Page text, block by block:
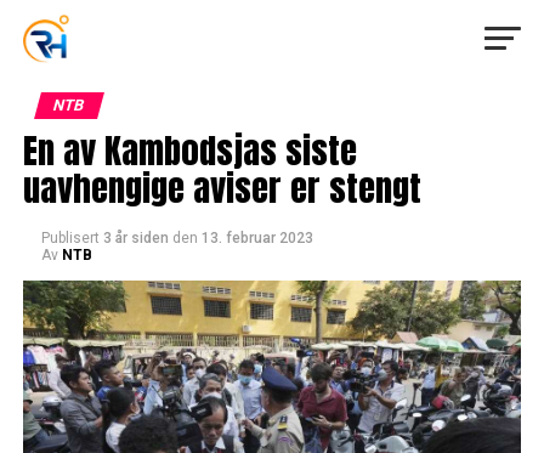
NTB
En av Kambodsjas siste
uavhengige aviser er stengt
Publisert 3 år siden den 13. februar 2023
Av NTB